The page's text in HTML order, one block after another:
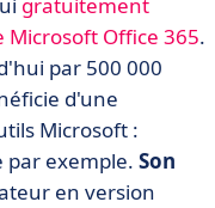
Microsoft Office 365.
par 500 000
d'une
Microsoft :
par exemple. Son
en version